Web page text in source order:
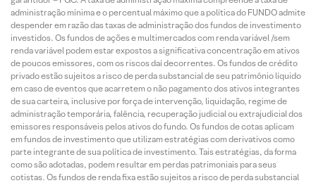
administração mínima e o percentual máximo que a política do FUNDO admite
despender em razão das taxas de administração dos fundos de investimento
investidos. Os fundos de ações e multimercados com renda variável /sem
renda variável podem estar expostos a significativa concentração em ativos
de poucos emissores, com os riscos daí decorrentes. Os fundos de crédito
privado estão sujeitos a risco de perda substancial de seu patrimônio líquido
em caso de eventos que acarretem o não pagamento dos ativos integrantes
de sua carteira, inclusive por força de intervenção, liquidação, regime de
administração temporária, falência, recuperação judicial ou extrajudicial dos
emissores responsáveis pelos ativos do fundo. Os fundos de cotas aplicam
em fundos de investimento que utilizam estratégias com derivativos como
parte integrante de sua política de investimento. Tais estratégias, da forma
como são adotadas, podem resultar em perdas patrimoniais para seus
cotistas. Os fundos de renda fixa estão sujeitos a risco de perda substancial